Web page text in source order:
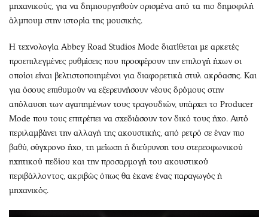
μηχανικούς, για να δημιουργηθούν ορισμένα από τα πιο δημοφιλή
άλμπουμ στην ιστορία της μουσικής.
Η τεχνολογία Abbey Road Studios Mode διατίθεται με αρκετές
προεπιλεγμένες ρυθμίσεις που προσφέρουν την επιλογή ήχων οι
οποίοι είναι βελτιστοποιημένοι για διαφορετικά στυλ ακρόασης. Και
για όσους επιθυμούν να εξερευνήσουν νέους δρόμους στην
απόλαυση των αγαπημένων τους τραγουδιών, υπάρχει το Producer
Mode που τους επιτρέπει να σχεδιάσουν τον δικό τους ήχο. Αυτό
περιλαμβάνει την αλλαγή της ακουστικής, από ρετρό σε έναν πιο
βαθύ, σύγχρονο ήχο, τη μείωση ή διεύρυνση του στερεοφωνικού
ηχητικού πεδίου και την προσαρμογή του ακουστικού
περιβάλλοντος, ακριβώς όπως θα έκανε ένας παραγωγός ή
μηχανικός.